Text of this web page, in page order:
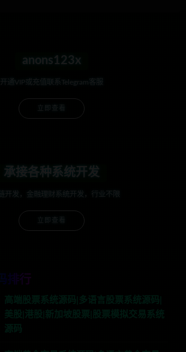
anons123x
开通VIP或充值联系Telegram客服
立即查看
承接各种系统开发
开发，金融理财系统开发，行业不限
立即查看
排行
高端股票系统源码|多语言股票系统源码|
美股|港股|新加坡股票|股票模拟交易系统
源码